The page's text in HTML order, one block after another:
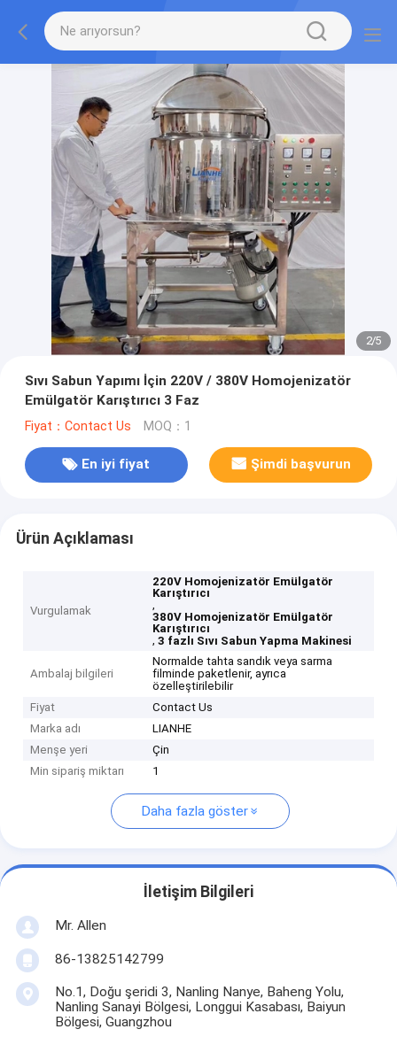
2/5
Sıvı Sabun Yapımı İçin 220V / 380V Homojenizatör
Emülgatör Karıştırıcı 3 Faz
Fiyat：Contact Us MOQ：1
En iyi fiyat Şimdi başvurun
Ürün Açıklaması
Vurgulamak
220V Homojenizatör Emülgatör
Karıştırıcı
,
380V Homojenizatör Emülgatör
Karıştırıcı
,3 fazlı Sıvı Sabun Yapma Makinesi
Ambalaj bilgileri
Normalde tahta sandık veya sarma
filminde paketlenir, ayrıca
özelleştirilebilir
Fiyat
Contact Us
Marka adı
LIANHE
Menşe yeri
Çin
Min sipariş miktarı
1
Daha fazla göster
İletişim Bilgileri
Mr. Allen
86-13825142799
No.1, Doğu şeridi 3, Nanling Nanye, Baheng Yolu,
Nanling Sanayi Bölgesi, Longgui Kasabası, Baiyun
Bölgesi, Guangzhou